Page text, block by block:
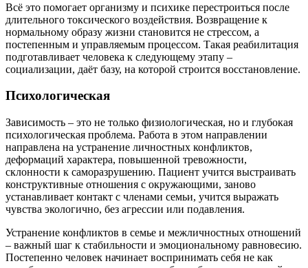
Всё это помогает организму и психике перестроиться после
длительного токсического воздействия. Возвращение к
нормальному образу жизни становится не стрессом, а
постепенным и управляемым процессом. Такая реабилитация
подготавливает человека к следующему этапу –
социализации, даёт базу, на которой строится восстановление.
Психологическая
Зависимость – это не только физиологическая, но и глубокая
психологическая проблема. Работа в этом направлении
направлена на устранение личностных конфликтов,
деформаций характера, повышенной тревожности,
склонности к саморазрушению. Пациент учится выстраивать
конструктивные отношения с окружающими, заново
устанавливает контакт с членами семьи, учится выражать
чувства экологично, без агрессии или подавления.
Устранение конфликтов в семье и межличностных отношений
– важный шаг к стабильности и эмоциональному равновесию.
Постепенно человек начинает воспринимать себя не как